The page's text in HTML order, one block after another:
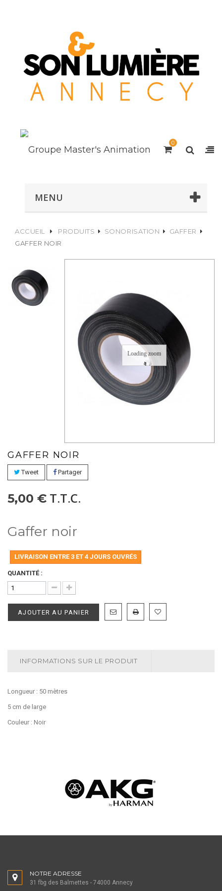
0
MENU
ACCUEIL PRODUITS SONORISATION
GAFFER
GAFFER NOIR
Loading zoom
GAFFER NOIR
Tweet Partager
5,00 € T.T.C.
Gaffer noir
LIVRAISON ENTRE 3 ET 4 JOURS OUVRÉS
QUANTITÉ :
AJOUTER AU PANIER
INFORMATIONS SUR LE PRODUIT
Longueur : 50 mètres
5 cm de large
Couleur : Noir
NOTRE ADRESSE
31 fbg des Balmettes - 74000 Annecy